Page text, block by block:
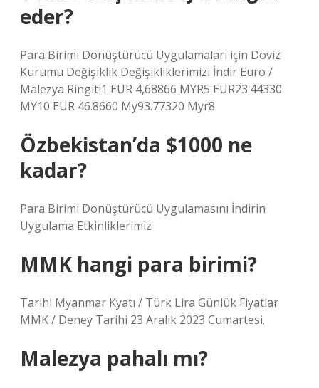
eder?
Para Birimi Dönüştürücü Uygulamaları için Döviz
Kurumu Değişiklik Değişikliklerimizi İndir Euro /
Malezya Ringiti1 EUR 4,68866 MYR5 EUR23.44330
MY10 EUR 46.8660 My93.77320 Myr8
Özbekistan’da $1000 ne
kadar?
Para Birimi Dönüştürücü Uygulamasını İndirin
Uygulama Etkinliklerimiz
MMK hangi para birimi?
Tarihi Myanmar Kyatı / Türk Lira Günlük Fiyatlar
MMK / Deney Tarihi 23 Aralık 2023 Cumartesi.
Malezya pahalı mı?